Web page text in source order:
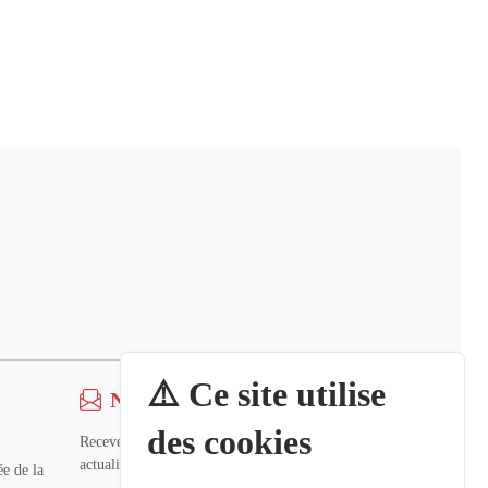
⚠️ Ce site utilise
des cookies
de la
Newsletter
Recevez nos dernières informations et
actualités.